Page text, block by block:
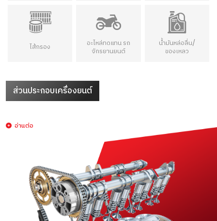
ไส้กรอง
อะไหล่ทดแทน รถ
จักรยานยนต์
น้ำมันหล่อลื่น/
ของเหลว
ส่วนประกอบเครื่องยนต์
อ่านต่อ